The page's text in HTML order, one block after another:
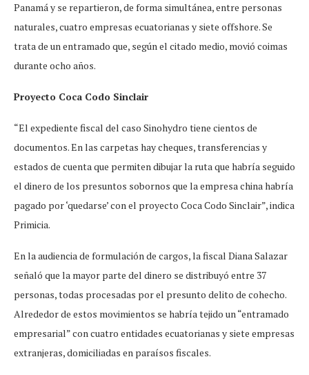
Panamá y se repartieron, de forma simultánea, entre personas
naturales, cuatro empresas ecuatorianas y siete offshore. Se
trata de un entramado que, según el citado medio, movió coimas
durante ocho años.
Proyecto Coca Codo Sinclair
“El expediente fiscal del caso Sinohydro tiene cientos de
documentos. En las carpetas hay cheques, transferencias y
estados de cuenta que permiten dibujar la ruta que habría seguido
el dinero de los presuntos sobornos que la empresa china habría
pagado por ‘quedarse’ con el proyecto Coca Codo Sinclair”, indica
Primicia.
En la audiencia de formulación de cargos, la fiscal Diana Salazar
señaló que la mayor parte del dinero se distribuyó entre 37
personas, todas procesadas por el presunto delito de cohecho.
Alrededor de estos movimientos se habría tejido un “entramado
empresarial” con cuatro entidades ecuatorianas y siete empresas
extranjeras, domiciliadas en paraísos fiscales.